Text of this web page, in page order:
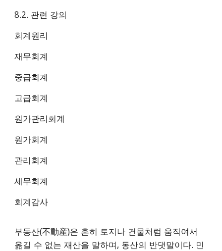
8.2. 관련 강의
회계원리
재무회계
중급회계
고급회계
원가관리회계
원가회계
관리회계
세무회계
회계감사
부동산(不動産)은 흔히 토지나 건물처럼 움직여서
옮길 수 없는 재산을 말하며, 동산의 반댓말이다. 민